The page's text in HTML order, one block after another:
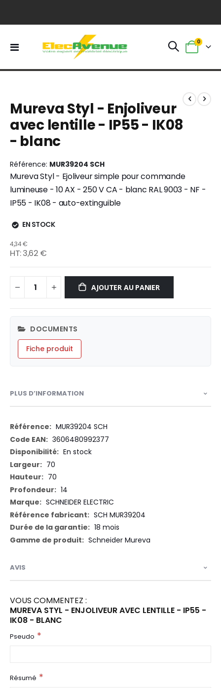
Basculer
Panier
0
the
end
of
the
images
the
beginning
of
the
images
Mureva Styl - Enjoliveur
avec lentille - IP55 - IK08
- blanc
Référence MUR39204 SCH
Mureva Styl - Ejoliveur simple pour commande
lumineuse - 10 AX - 250 V CA - blanc RAL 9003 - NF -
IP55 - IK08 - auto-extinguible
EN STOCK
4,34 €
3,62 €
AJOUTER AU PANIER
DOCUMENTS
Fiche produit
PLUS D’INFORMATION
Plus
d’information
MUR39204 SCH
3606480992377
En stock
70
70
14
SCHNEIDER ELECTRIC
SCH MUR39204
18 mois
Schneider Mureva
AVIS
VOUS COMMENTEZ :
MUREVA STYL - ENJOLIVEUR AVEC LENTILLE - IP55 -
IK08 - BLANC
Pseudo
Résumé